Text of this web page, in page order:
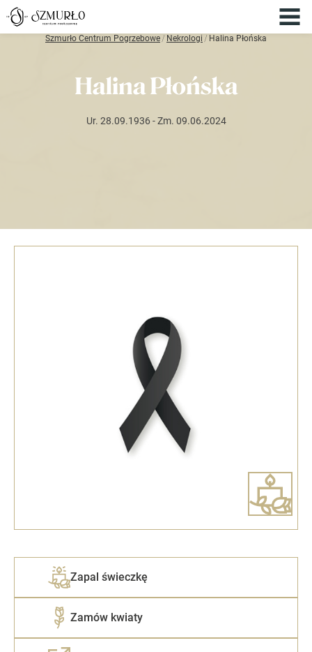
Szmurło Centrum Pogrzebowe / Nekrologi / Halina Płońska
Halina Płońska
Ur. 28.09.1936 - Zm. 09.06.2024
Zapal świeczkę
Zamów kwiaty